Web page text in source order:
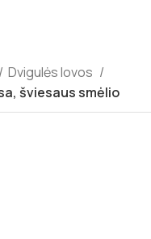
Dvigulės lovos
šviesaus smėlio